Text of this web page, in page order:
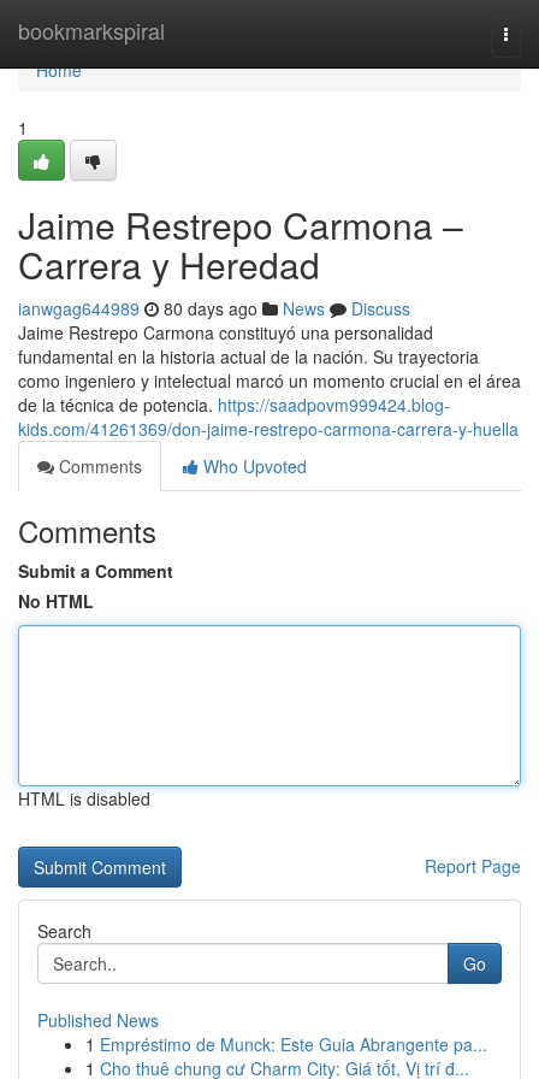
bookmarkspiral
Home
Home
1
Jaime Restrepo Carmona –
Carrera y Heredad
ianwgag644989 80 days ago News
Discuss
Jaime Restrepo Carmona constituyó una personalidad
fundamental en la historia actual de la nación. Su trayectoria
como ingeniero y intelectual marcó un momento crucial en el área
de la técnica de potencia. https://saadpovm999424.blog-
kids.com/41261369/don-jaime-restrepo-carmona-carrera-y-huella
Comments
Who Upvoted
Comments
Submit a Comment
No HTML
HTML is disabled
Report Page
Search
Go
Published News
1 Empréstimo de Munck: Este Guia Abrangente pa...
1 Cho thuê chung cư Charm City: Giá tốt, Vị trí đ...